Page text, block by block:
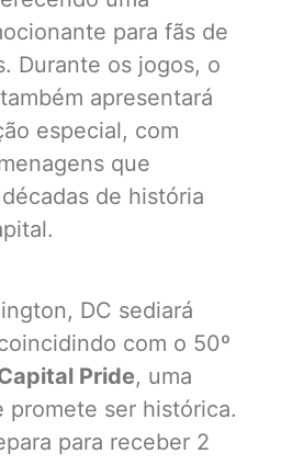
para fãs de
Durante os jogos, o
apresentará
especial, com
que
de história
DC sediará
com o 50º
Pride, uma
promete ser histórica.
para receber 2